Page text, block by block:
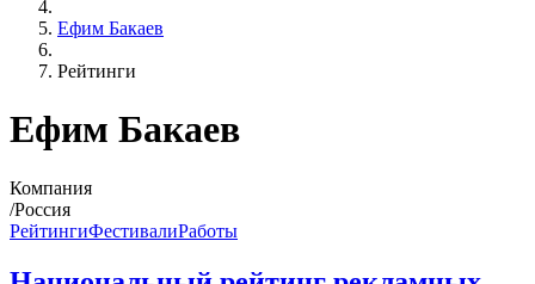
Ефим Бакаев
Рейтинги
Ефим Бакаев
Компания
/Россия
РейтингиФестивалиРаботы